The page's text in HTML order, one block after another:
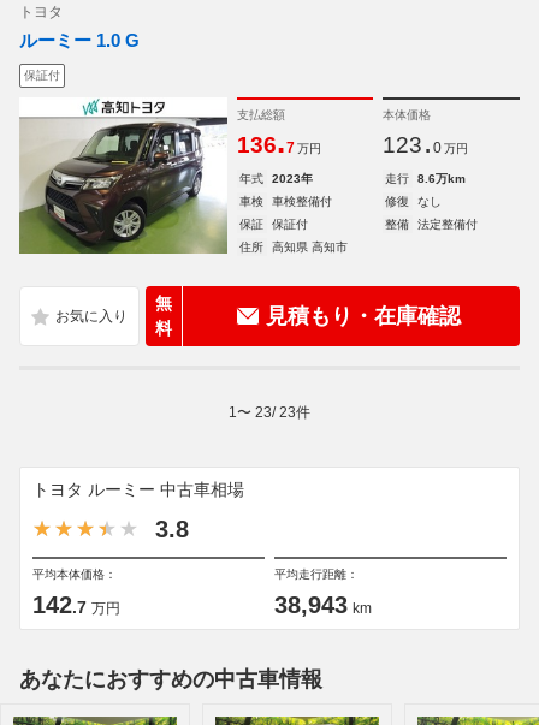
トヨタ
ルーミー 1.0 G
保証付
支払総額
136.7 万円
本体価格
123. 0 万円
年式 2023年 走行
8.6万km
車検
車検整備付 修復
なし
保証
保証付 整備
法定整備付
住所
高知県 高知市
無
料
見積もり・在庫確認
1 〜 23/23件
トヨタ ルーミー 中古車相場
3.8
平均本体価格：
142.7 万円
平均走行距離：
38,943 km
あなたにおすすめの中古車情報